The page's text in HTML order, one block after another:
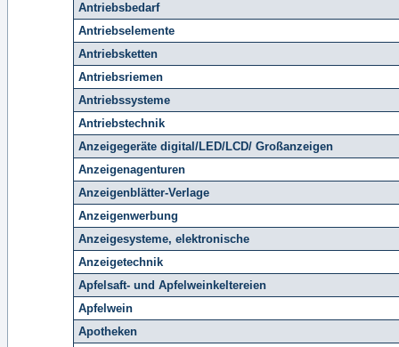
Antriebsbedarf
Antriebselemente
Antriebsketten
Antriebsriemen
Antriebssysteme
Antriebstechnik
Anzeigegeräte digital/LED/LCD/ Großanzeigen
Anzeigenagenturen
Anzeigenblätter-Verlage
Anzeigenwerbung
Anzeigesysteme, elektronische
Anzeigetechnik
Apfelsaft- und Apfelweinkeltereien
Apfelwein
Apotheken